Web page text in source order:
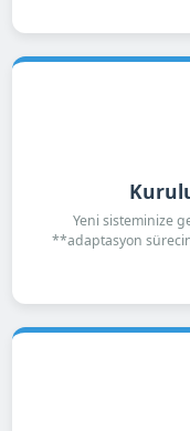
Yeni sisteminize
**adaptasyon